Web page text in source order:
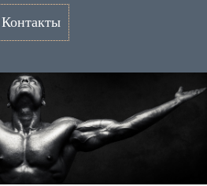
Контакты